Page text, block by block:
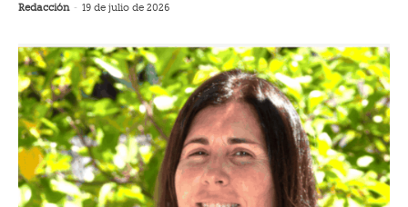
Redacción - 19 de julio de 2026